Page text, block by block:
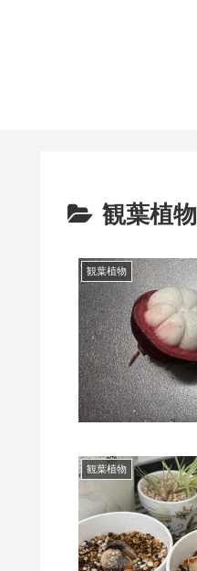
観葉植物
観葉植物
観葉植物